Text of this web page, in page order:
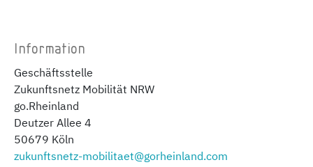
Information
Geschäftsstelle
Zukunftsnetz Mobilität NRW
go.Rheinland
Deutzer Allee 4
50679 Köln
zukunftsnetz-mobilitaet@gorheinland.com